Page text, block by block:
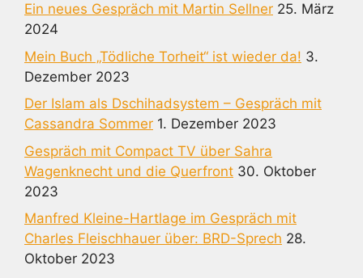
Ein neues Gespräch mit Martin Sellner 25. März
2024
Mein Buch „Tödliche Torheit“ ist wieder da! 3.
Dezember 2023
Der Islam als Dschihadsystem – Gespräch mit
Cassandra Sommer 1. Dezember 2023
Gespräch mit Compact TV über Sahra
Wagenknecht und die Querfront 30. Oktober
2023
Manfred Kleine-Hartlage im Gespräch mit
Charles Fleischhauer über: BRD-Sprech 28.
Oktober 2023